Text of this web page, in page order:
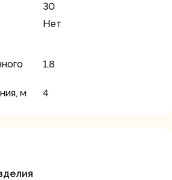
30
Нет
1,8
м 4